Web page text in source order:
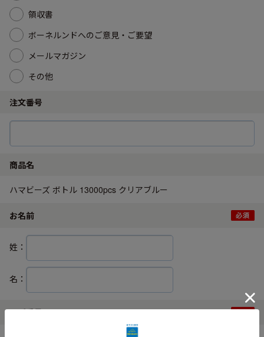
領収書
ボーネルンドへのご意見・ご要望
メールマガジン
その他
注文番号
商品名
ハマビーズ ボトル 13000pcs クリアブルー
お名前
姓：
名：
電話番号